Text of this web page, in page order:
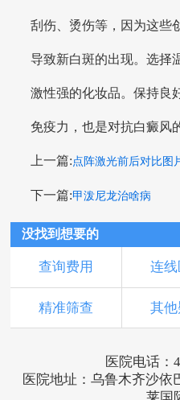
刮伤、烫伤等，因为这些
导致新白斑的出现。选择
激性强的化妆品。保持良
免疫力，也是对抗白癜风
上一篇:点阵激光前后对比图
下一篇:甲泼尼龙治啥病
没找到想要的
查询费用 连线
精准筛查 其
医院电话：
医院地址：乌鲁木齐沙依